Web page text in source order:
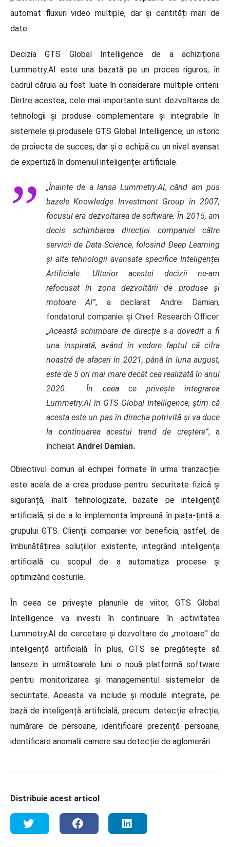
automat fluxuri video multiple, dar și cantități mari de
date.
Decizia GTS Global Intelligence de a achiziționa
Lummetry.AI este una bazată pe un proces riguros, în
cadrul căruia au fost luate în considerare multiple criterii.
Dintre acestea, cele mai importante sunt dezvoltarea de
tehnologii și produse complementare și integrabile în
sistemele și produsele GTS Global Intelligence, un istoric
de proiecte de succes, dar și o echipă cu un nivel avansat
de expertiză în domeniul inteligenței artificiale.
„Înainte de a lansa Lummetry.AI, când am pus
bazele Knowledge Investment Group în 2007,
focusul era dezvoltarea de software. În 2015, am
decis schimbarea direcției companiei către
servicii de Data Science, folosind Deep Learning
și alte tehnologii avansate specifice Inteligenței
Artificiale. Ulterior acestei decizii ne-am
refocusat în zona dezvoltării de produse și
motoare AI”, a declarat Andrei Damian,
fondatorul companiei și Chief Research Officer.
„Această schimbare de direcție s-a dovedit a fi
una inspirată, având în vedere faptul că cifra
noastră de afaceri în 2021, până în luna august,
este de 5 ori mai mare decât cea realizată în anul
2020. În ceea ce privește integrarea
Lummetry.AI în GTS Global Intelligence, știm că
acesta este un pas în direcția potrivită și va duce
la continuarea acestui trend de creștere”, a
încheiat Andrei Damian.
Obiectivul comun al echipei formate în urma tranzacției
este acela de a crea produse pentru securitate fizică și
siguranță, înalt tehnologizate, bazate pe inteligență
artificială, și de a le implementa împreună în piața-țintă a
grupului GTS. Clienții companiei vor beneficia, astfel, de
îmbunătățirea soluțiilor existente, integrând inteligența
artificială cu scopul de a automatiza procese și
optimizând costurile.
În ceea ce privește planurile de viitor, GTS Global
Intelligence va investi în continuare în activitatea
Lummetry.AI de cercetare și dezvoltare de „motoare” de
inteligență artificială. În plus, GTS se pregătește să
lanseze în următoarele luni o nouă platformă software
pentru monitorizarea și managementul sistemelor de
securitate. Aceasta va include și module integrate, pe
bază de inteligență artificială, precum: detecție efracție,
numărare de persoane, identificare prezență persoane,
identificare anomalii camere sau detecție de aglomerări.
Distribuie acest articol